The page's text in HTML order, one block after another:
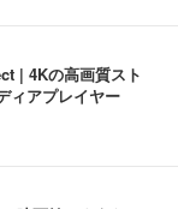
| 4Kの高画質スト
ィアプレイヤー